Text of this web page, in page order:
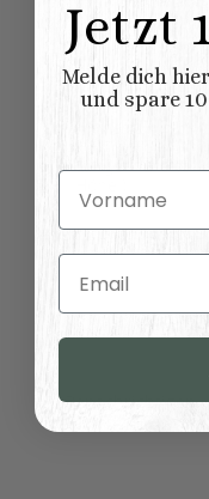
Oberflaeche:
Länge × Breite ×
Benachrichtigen,
Jetzt
Melde dich
und spare
Vorname
Email